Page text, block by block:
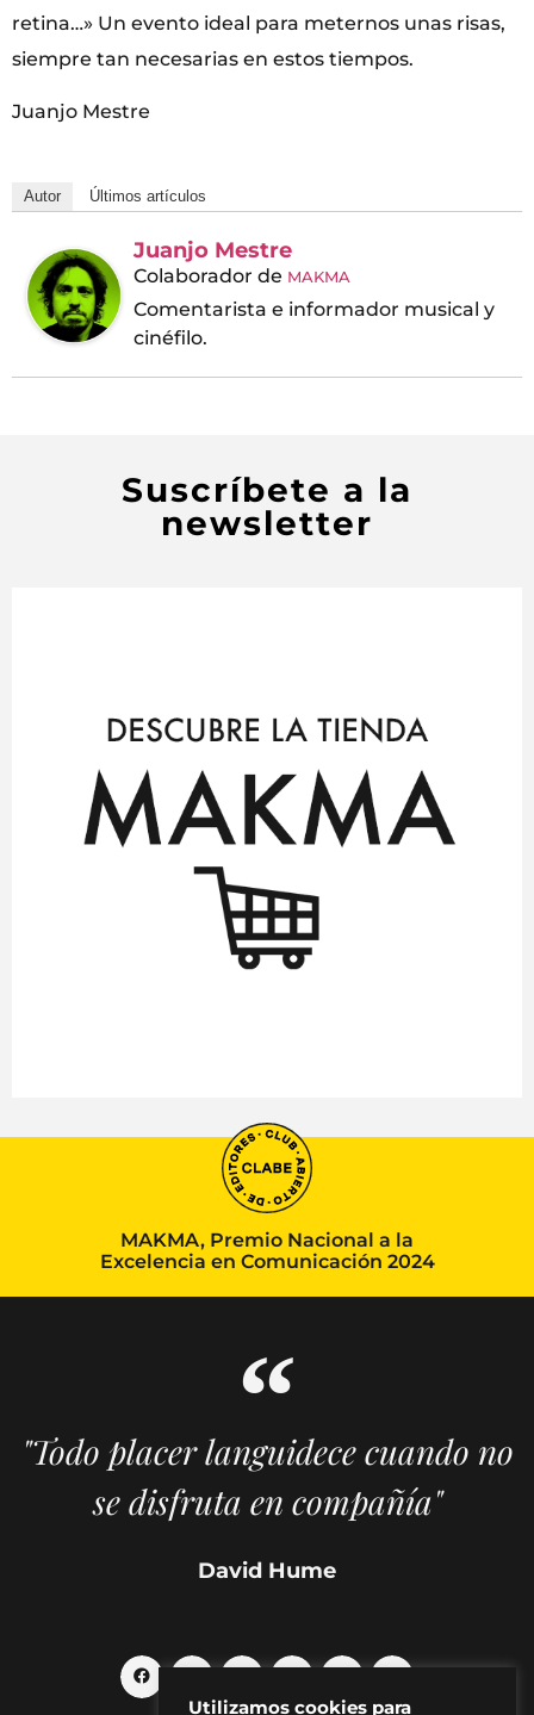
retina…» Un evento ideal para meternos unas risas,
siempre tan necesarias en estos tiempos.
Juanjo Mestre
Autor Últimos artículos
Juanjo Mestre
Colaborador de MAKMA
Comentarista e informador musical y
cinéfilo.
Suscríbete a la
newsletter
MAKMA, Premio Nacional a la
Excelencia en Comunicación 2024
"Todo placer languidece cuando no
se disfruta en compañía"
David Hume
Utilizamos cookies para